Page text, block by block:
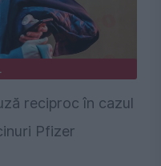
reciproc în cazul
Pfizer